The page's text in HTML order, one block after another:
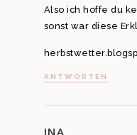
Also ich hoffe du
sonst war diese
ANTWORTEN
INA